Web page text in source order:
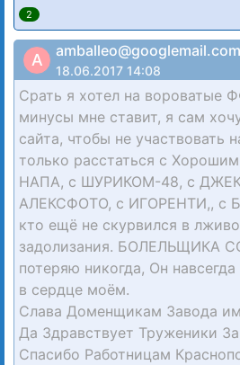
2
A amballeo@googlemail.com
18.06.2017 14:08
Срать я хотел на вороватые
минусы мне ставит, я сам
сайта, чтобы не
только расстаться с
НАПА, с ШУРИКОМ-48, с
АЛЕКСФОТО, с ИГОРЕНТИ,, с
кто ещё не скурвился в
задолизания. БОЛЕЛЬЩИКА
потеряю никогда, Он
в сердце моём.
Слава Доменщикам Завода
Да Здравствует Труженики
Спасибо Работницам